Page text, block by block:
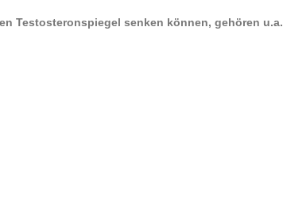
Testosteronspiegel senken können, gehören u.a.